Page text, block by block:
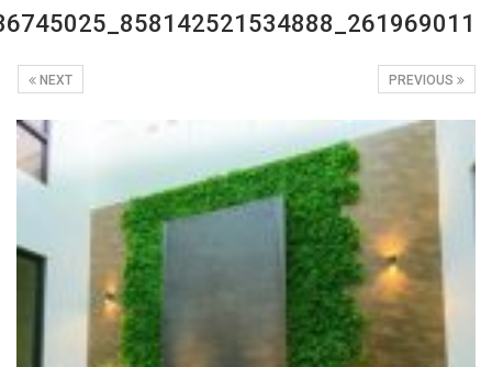
261969011_858142521534888_4528542967336745025_n
NEXT